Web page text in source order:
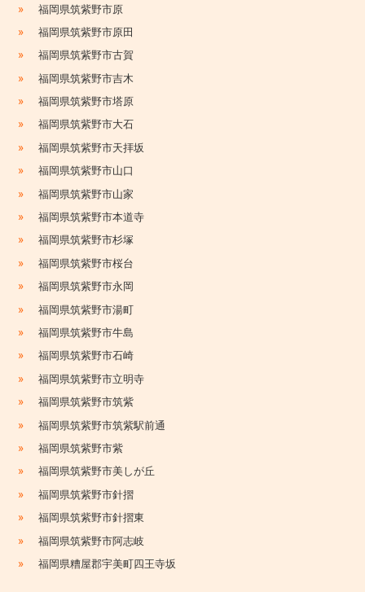
» 福岡県筑紫野市原
» 福岡県筑紫野市原田
» 福岡県筑紫野市古賀
» 福岡県筑紫野市吉木
» 福岡県筑紫野市塔原
» 福岡県筑紫野市大石
» 福岡県筑紫野市天拝坂
» 福岡県筑紫野市山口
» 福岡県筑紫野市山家
» 福岡県筑紫野市本道寺
» 福岡県筑紫野市杉塚
» 福岡県筑紫野市桜台
» 福岡県筑紫野市永岡
» 福岡県筑紫野市湯町
» 福岡県筑紫野市牛島
» 福岡県筑紫野市石崎
» 福岡県筑紫野市立明寺
» 福岡県筑紫野市筑紫
» 福岡県筑紫野市筑紫駅前通
» 福岡県筑紫野市紫
» 福岡県筑紫野市美しが丘
» 福岡県筑紫野市針摺
» 福岡県筑紫野市針摺東
» 福岡県筑紫野市阿志岐
» 福岡県糟屋郡宇美町四王寺坂